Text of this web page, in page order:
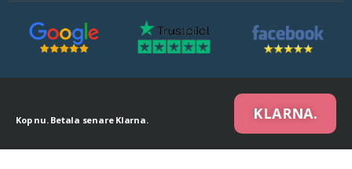
Kop nu. Betala senare Klarna. KLARNA.